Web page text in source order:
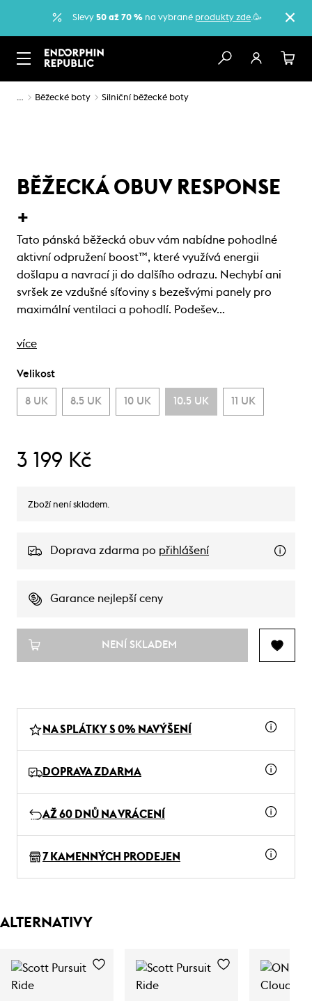
Slevy 50 až 70 % na vybrané produkty zde.🥳
… Běžecké boty Silniční běžecké boty
BĚŽECKÁ OBUV RESPONSE
+
Tato pánská běžecká obuv vám nabídne pohodlné
aktivní odpružení boost™, které využívá energii
došlapu a navrací ji do dalšího odrazu. Nechybí ani
svršek ze vzdušné síťoviny s bezešvými panely pro
maximální ventilaci a pohodlí. Podešev…
více
Velikost
8 UK 8.5 UK 10 UK 10.5 UK 11 UK
3 199 Kč
Zboží není skladem.
Doprava zdarma po přihlášení
Garance nejlepší ceny
NENÍ SKLADEM
NA SPLÁTKY S 0% NAVÝŠENÍ
DOPRAVA ZDARMA
AŽ 60 DNŮ NA VRÁCENÍ
7 KAMENNÝCH PRODEJEN
ALTERNATIVY